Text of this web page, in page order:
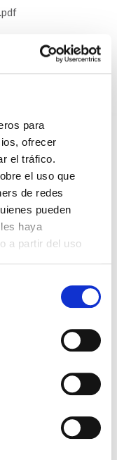
para
ofrecer
el tráfico.
el uso que
de redes
pueden
haya
a partir del uso
en:
PARA RECONOCER LA
SE ADHIERE
CLIMÁTICA